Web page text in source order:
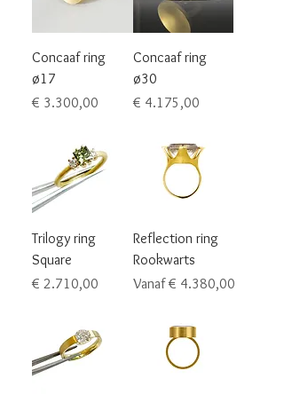
Concaaf ring
ø17
Prijs
€ 3.300,00
Concaaf ring
ø30
Prijs
€ 4.175,00
Trilogy ring
Square
Prijs
€ 2.710,00
Reflection ring
Rookwarts
Vanaf€ 4.380,00
Verkoopprijs